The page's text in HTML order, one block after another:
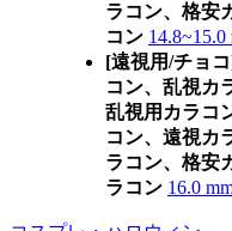
ラコン、格安
コン
[遠視用/チョ
コン、乱視カ
乱視用カラコ
コン、遠視カ
ラコン、格安
ラコン 16.0